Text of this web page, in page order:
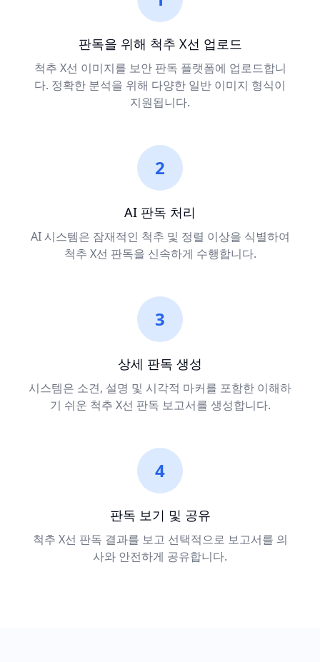
판독을 위해 척추 X선 업로드
척추 X선 이미지를 보안 판독 플랫폼에 업로드합니
다. 정확한 분석을 위해 다양한 일반 이미지 형식이
지원됩니다.
2
AI 판독 처리
AI 시스템은 잠재적인 척추 및 정렬 이상을 식별하여
척추 X선 판독을 신속하게 수행합니다.
3
상세 판독 생성
시스템은 소견, 설명 및 시각적 마커를 포함한 이해하
기 쉬운 척추 X선 판독 보고서를 생성합니다.
4
판독 보기 및 공유
척추 X선 판독 결과를 보고 선택적으로 보고서를 의
사와 안전하게 공유합니다.